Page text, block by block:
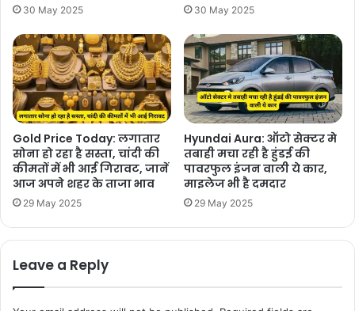
30 May 2025 30 May 2025
Gold Price Today: लगातार
सोना हो रहा है सस्ता, चांदी की
कीमतों में भी आई गिरावट, जानें
आज अपने शहर के ताजा भाव
29 May 2025
Hyundai Aura: ऑटो सेक्टर मे
तबाही मचा रही है हुंडई की
पावरफुल इंजन वाली ये कार,
माइलेज भी है दमदार
29 May 2025
Leave a Reply